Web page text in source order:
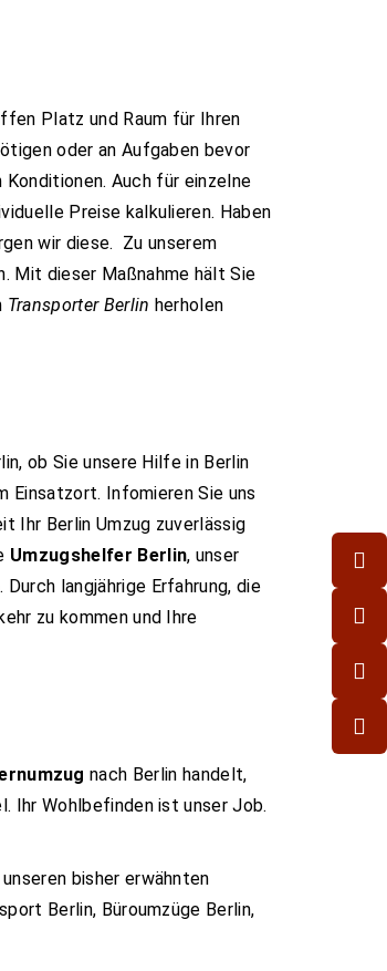
Platz und Raum für Ihren
oder an Aufgaben bevor
Auch für einzelne
Preise kalkulieren. Haben
wir diese. Zu unserem
Mit dieser Maßnahme hält Sie
Transporter Berlin herholen
ob Sie unsere Hilfe in Berlin
Einsatzort. Infomieren Sie uns
Ihr Berlin Umzug zuverlässig
Umzugshelfer Berlin, unser
langjährige Erfahrung, die
zu kommen und Ihre
nach Berlin handelt,
Ihr Wohlbefinden ist unser Job.
bisher erwähnten
Berlin, Büroumzüge Berlin,